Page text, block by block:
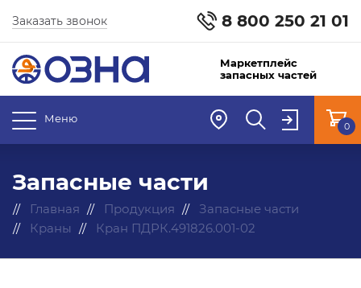
8 800 250 21 01
Заказать звонок
Маркетплейс
запасных частей
Меню
0
Запасные части
Главная Продукция
Запасные части
Краны
Кран ПДРК.491826.001-02